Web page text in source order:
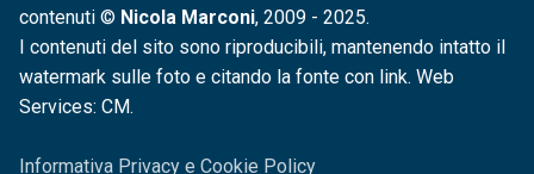
contenuti © Nicola Marconi, 2009 - 2025.
I contenuti del sito sono riproducibili, mantenendo intatto il
watermark sulle foto e citando la fonte con link. Web
Services: CM.
Informativa Privacy e Cookie Policy